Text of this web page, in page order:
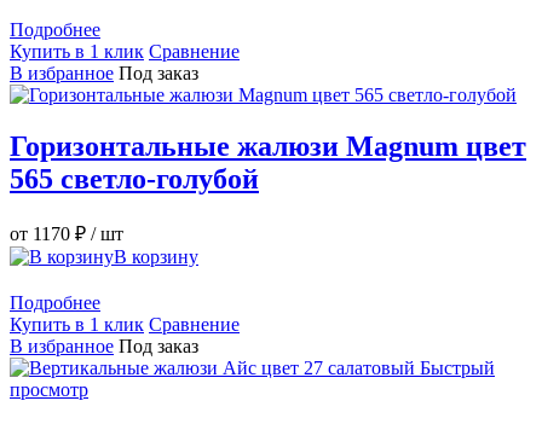
Подробнее
Купить в 1 клик Сравнение
В избранное Под заказ
Горизонтальные жалюзи Magnum цвет
565 светло-голубой
от 1170 ₽ / шт
В корзину
Подробнее
Купить в 1 клик Сравнение
В избранное Под заказ
Быстрый
просмотр